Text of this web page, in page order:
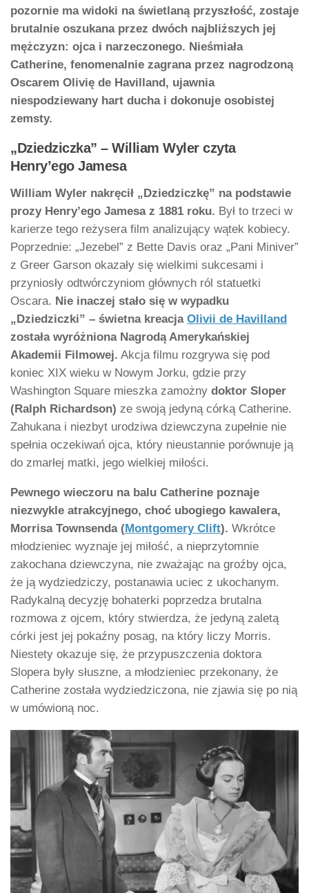
pozornie ma widoki na świetlaną przyszłość, zostaje
brutalnie oszukana przez dwóch najbliższych jej
mężczyzn: ojca i narzeczonego. Nieśmiała
Catherine, fenomenalnie zagrana przez nagrodzoną
Oscarem Olivię de Havilland, ujawnia
niespodziewany hart ducha i dokonuje osobistej
zemsty.
„Dziedziczka” – William Wyler czyta
Henry’ego Jamesa
William Wyler nakręcił „Dziedziczkę” na podstawie
prozy Henry’ego Jamesa z 1881 roku. Był to trzeci w
karierze tego reżysera film analizujący wątek kobiecy.
Poprzednie: „Jezebel” z Bette Davis oraz „Pani Miniver”
z Greer Garson okazały się wielkimi sukcesami i
przyniosły odtwórczyniom głównych ról statuetki
Oscara. Nie inaczej stało się w wypadku
„Dziedziczki” – świetna kreacja Olivii de Havilland
została wyróżniona Nagrodą Amerykańskiej
Akademii Filmowej. Akcja filmu rozgrywa się pod
koniec XIX wieku w Nowym Jorku, gdzie przy
Washington Square mieszka zamożny doktor Sloper
(Ralph Richardson) ze swoją jedyną córką Catherine.
Zahukana i niezbyt urodziwa dziewczyna zupełnie nie
spełnia oczekiwań ojca, który nieustannie porównuje ją
do zmarłej matki, jego wielkiej miłości.
Pewnego wieczoru na balu Catherine poznaje
niezwykle atrakcyjnego, choć ubogiego kawalera,
Morrisa Townsenda (Montgomery Clift). Wkrótce
młodzieniec wyznaje jej miłość, a nieprzytomnie
zakochana dziewczyna, nie zważając na groźby ojca,
że ją wydziedziczy, postanawia uciec z ukochanym.
Radykalną decyzję bohaterki poprzedza brutalna
rozmowa z ojcem, który stwierdza, że jedyną zaletą
córki jest jej pokaźny posag, na który liczy Morris.
Niestety okazuje się, że przypuszczenia doktora
Slopera były słuszne, a młodzieniec przekonany, że
Catherine została wydziedziczona, nie zjawia się po nią
w umówioną noc.